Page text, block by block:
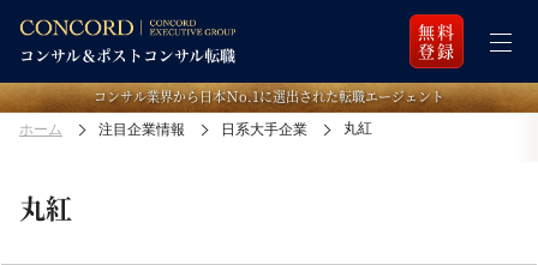
無料
登録
コンサル業界から日本Ｎo.1に選出された転職エージェント
ホーム 注目企業情報 日系大手企業 丸紅
丸紅